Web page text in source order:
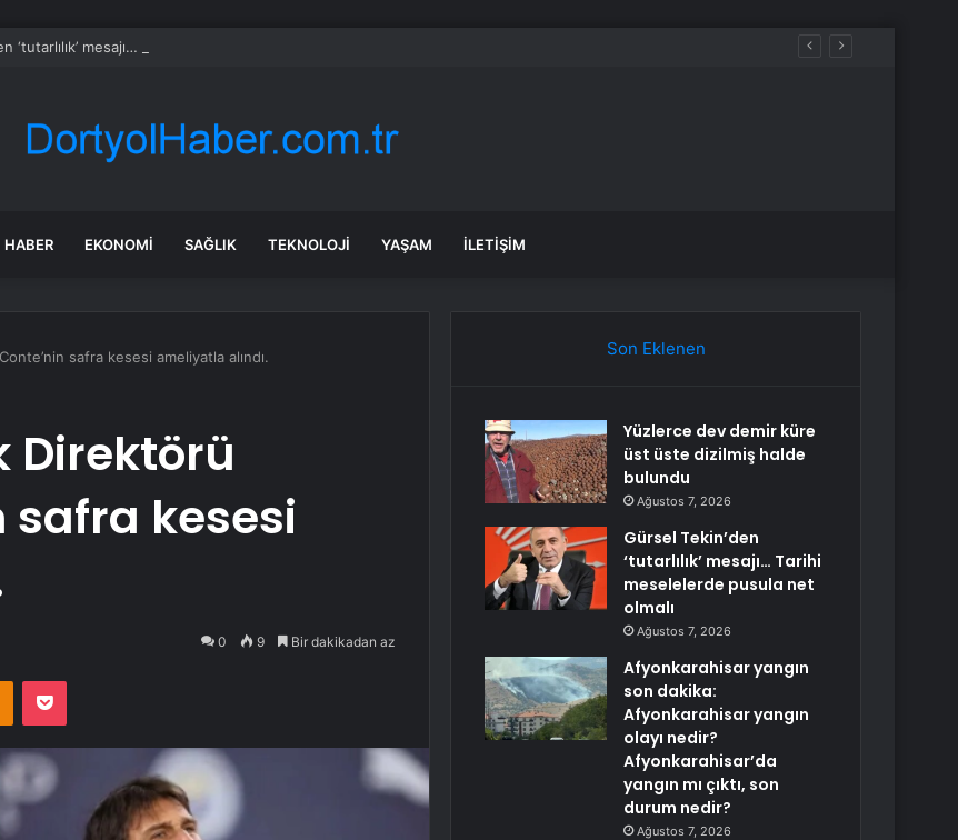
‘tutarlılık’ mesajı… Tarihi meselelerde pusula net olmalı
HABER EKONOMI SAĞLIK TEKNOLOJI YAŞAM İLETIŞIM
safra kesesi ameliyatla alındı.
Direktörü
safra kesesi
0 9 Bir dakikadan az
Odnoklassniki
Pocket
Son Eklenen
Yüzlerce dev demir küre
üst üste dizilmiş halde
bulundu
Ağustos 7, 2026
Gürsel Tekin’den
‘tutarlılık’ mesajı… Tarihi
meselelerde pusula net
olmalı
Ağustos 7, 2026
Afyonkarahisar yangın
son dakika:
Afyonkarahisar yangın
olayı nedir?
Afyonkarahisar’da
yangın mı çıktı, son
durum nedir?
Ağustos 7, 2026